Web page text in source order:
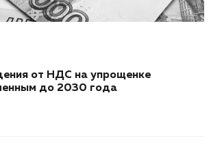
от НДС на упрощенке
до 2030 года